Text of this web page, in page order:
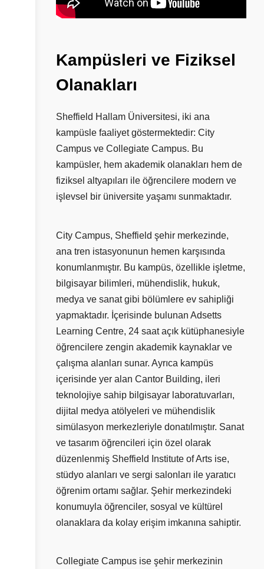
Kampüsleri ve Fiziksel
Olanakları
Sheffield Hallam Üniversitesi, iki ana
kampüsle faaliyet göstermektedir: City
Campus ve Collegiate Campus. Bu
kampüsler, hem akademik olanakları hem de
fiziksel altyapıları ile öğrencilere modern ve
işlevsel bir üniversite yaşamı sunmaktadır.
City Campus, Sheffield şehir merkezinde,
ana tren istasyonunun hemen karşısında
konumlanmıştır. Bu kampüs, özellikle işletme,
bilgisayar bilimleri, mühendislik, hukuk,
medya ve sanat gibi bölümlere ev sahipliği
yapmaktadır. İçerisinde bulunan Adsetts
Learning Centre, 24 saat açık kütüphanesiyle
öğrencilere zengin akademik kaynaklar ve
çalışma alanları sunar. Ayrıca kampüs
içerisinde yer alan Cantor Building, ileri
teknolojiye sahip bilgisayar laboratuvarları,
dijital medya atölyeleri ve mühendislik
simülasyon merkezleriyle donatılmıştır. Sanat
ve tasarım öğrencileri için özel olarak
düzenlenmiş Sheffield Institute of Arts ise,
stüdyo alanları ve sergi salonları ile yaratıcı
öğrenim ortamı sağlar. Şehir merkezindeki
konumuyla öğrenciler, sosyal ve kültürel
olanaklara da kolay erişim imkanına sahiptir.
Collegiate Campus ise şehir merkezinin